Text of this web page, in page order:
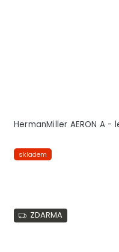
HermanMiller AERON A
skladem
ZDARMA